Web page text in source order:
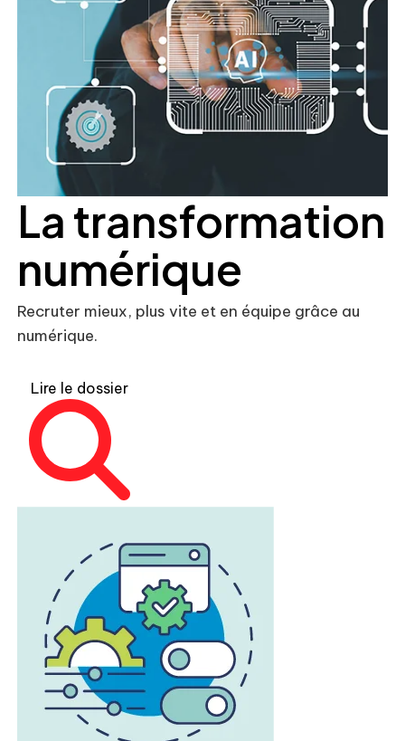
La transformation
numérique
Recruter mieux, plus vite et en équipe grâce au
numérique.
Lire le dossier